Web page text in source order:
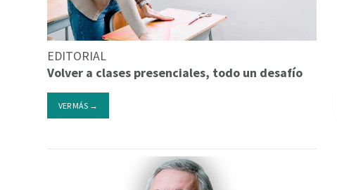
EDITORIAL
Volver a clases presenciales, todo un desafío
VER MÁS →